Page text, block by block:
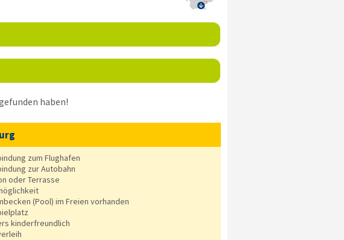

haben!
zum Flughafen
zur Autobahn
oder Terrasse
(Pool) im Freien vorhanden
kinderfreundlich